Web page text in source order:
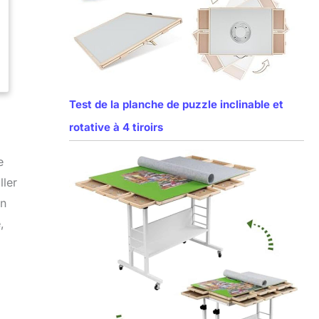
Test de la planche de puzzle inclinable et
rotative à 4 tiroirs